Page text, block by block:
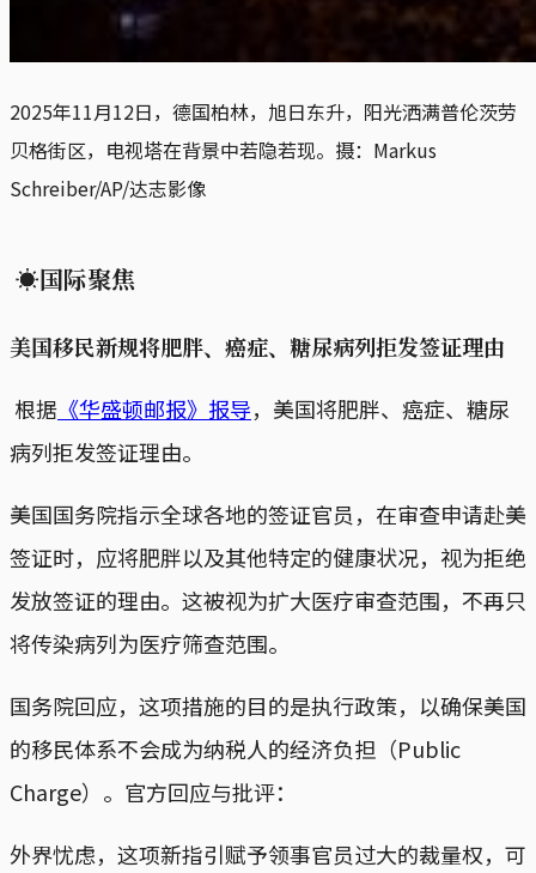
2025年11月12日，德国柏林，旭日东升，阳光洒满普伦茨劳
贝格街区，电视塔在背景中若隐若现。摄：Markus
Schreiber/AP/达志影像
☀国际聚焦
美国移民新规将肥胖、癌症、糖尿病列拒发签证理由
根据 《华盛顿邮报》报导，美国将肥胖、癌症、糖尿
病列拒发签证理由。
美国国务院指示全球各地的签证官员，在审查申请赴美
签证时，应将肥胖以及其他特定的健康状况，视为拒绝
发放签证的理由。这被视为扩大医疗审查范围，不再只
将传染病列为医疗筛查范围。
国务院回应，这项措施的目的是执行政策，以确保美国
的移民体系不会成为纳税人的经济负担（Public
Charge）。官方回应与批评：
外界忧虑，这项新指引赋予领事官员过大的裁量权，可